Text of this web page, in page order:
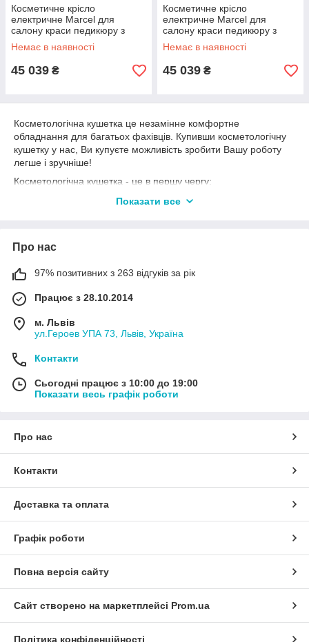
Косметичне крісло
електричне Marcel для
салону краси педикюру з
підігрівом, регулюванням, 3
приводи
Немає в наявності
45 039 ₴
Косметичне крісло
електричне Marcel для
салону краси педикюру з
підігрівом, регулюванням
чорне
Немає в наявності
45 039 ₴
Косметологічна кушетка це незаміннe комфортне
обладнання для багатьох фахівців. Купивши косметологічну
кушетку у нас, Ви купуєте можливість зробити Вашу роботу
легше і зручніше!
Косметологічна кушетка - це в першу чергу:
- необхідне обладнання салонів і студій;
Купити косметологічну кушетку можна у нас на сайті,
менеджером, який зможе відповісти на Ваші запитання.
довго і надійно буде працювати разом з Вами!
На даний момент вибір косметологічних кушеток великий,
але саме у нас:
- діє постійна знижка
- ціни від виробника
- великий асортимент
- стильний дизайн
Показати все
Про нас
97% позитивних з 263 відгуків за рік
Працює з 28.10.2014
м. Львів
ул.Героев УПА 73, Львів, Україна
Контакти
Сьогодні працює з 10:00 до 19:00
Показати весь графік роботи
Про нас
Контакти
Доставка та оплата
Графік роботи
Повна версія сайту
Сайт створено на маркетплейсі Prom.ua
Політика конфіденційності